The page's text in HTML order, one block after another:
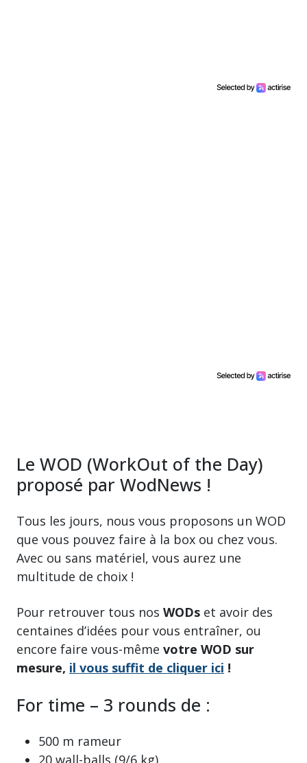
Le WOD (WorkOut of the Day)
proposé par WodNews !
Tous les jours, nous vous proposons un WOD
que vous pouvez faire à la box ou chez vous.
Avec ou sans matériel, vous aurez une
multitude de choix !
Pour retrouver tous nos WODs et avoir des
centaines d’idées pour vous entraîner, ou
encore faire vous-même votre WOD sur
mesure, il vous suffit de cliquer ici !
For time – 3 rounds de :
500 m rameur
20 wall-balls (9/6 kg)